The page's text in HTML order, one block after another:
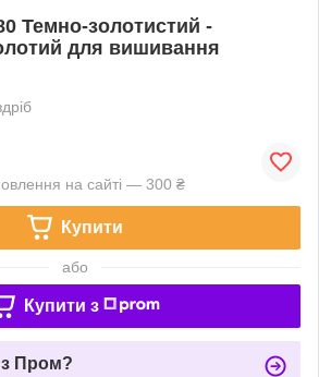
Темно-золотистий -
для вишивання
на сайті — 300 ₴
Купити
або
Купити з
з Пром?